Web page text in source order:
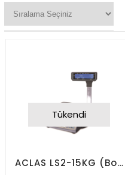
Tükendi
ACLAS LS2-15KG (Boyunlu) Barkodlu Terazi